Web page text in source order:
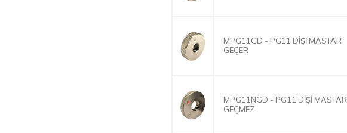
MPG11GD - PG11 DİŞİ MASTAR
GEÇER
MPG11NGD - PG11 DİŞİ MASTAR
GEÇMEZ